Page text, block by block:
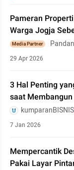
Pameran
Warga Jogja
Media Partner
29 Apr 2026
3 Hal Penting
saat
kumparanBISNIS
7 Jan 2026
Mempercantik
Pakai Layar